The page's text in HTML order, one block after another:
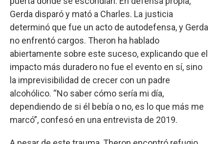
Gerda disparó y mató a Charles. La justicia
determinó que fue un acto de autodefensa, y Gerda
no enfrentó cargos. Theron ha hablado
abiertamente sobre este suceso, explicando que el
impacto más duradero no fue el evento en sí, sino
la imprevisibilidad de crecer con un padre
alcohólico. “No saber cómo sería mi día,
dependiendo de si él bebía o no, es lo que más me
marcó”, confesó en una entrevista de 2019.